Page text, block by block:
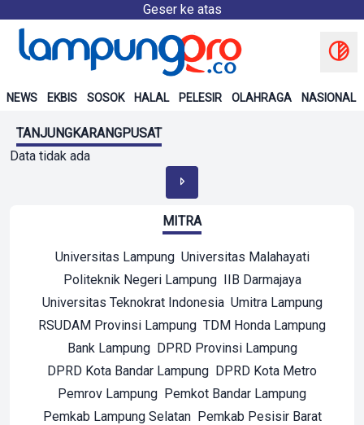
Geser ke atas
NEWS EKBIS SOSOK HALAL PELESIR OLAHRAGA NASIONAL
TANJUNGKARANGPUSAT
Data tidak ada
MITRA
Universitas Lampung Universitas Malahayati
Politeknik Negeri Lampung IIB Darmajaya
Universitas Teknokrat Indonesia Umitra Lampung
RSUDAM Provinsi Lampung TDM Honda Lampung
Bank Lampung DPRD Provinsi Lampung
DPRD Kota Bandar Lampung DPRD Kota Metro
Pemrov Lampung Pemkot Bandar Lampung
Pemkab Lampung Selatan Pemkab Pesisir Barat